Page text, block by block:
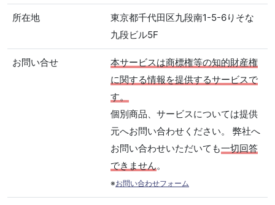
所在地
東京都千代田区九段南1-5-6りそな
九段ビル5F
お問い合せ
本サービスは商標権等の知的財産権
に関する情報を提供するサービスで
す。
個別商品、サービスについては提供
元へお問い合わせください。 弊社へ
お問い合わせいただいても一切回答
できません。
※お問い合わせフォーム